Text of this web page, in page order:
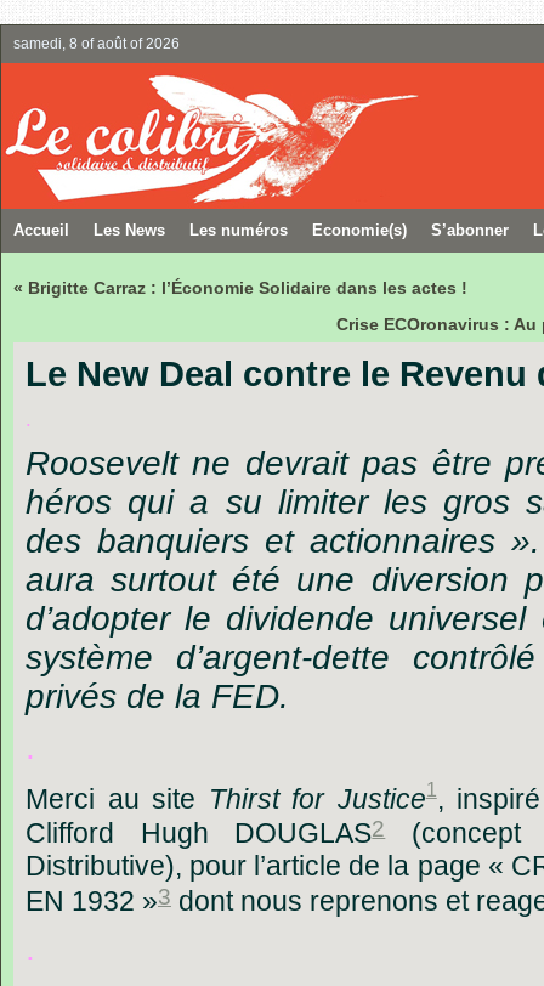
samedi, 8 of août of 2026
Accueil Les News Les numéros Economie(s) S’abonner
« Brigitte Carraz : l’Économie Solidaire dans les actes !
Crise ECOronavirus :
Le New Deal contre le Revenu
.
Roosevelt ne devrait pas être
héros qui a su limiter les gros
des banquiers et actionnaires
aura surtout été une diversion
d’adopter le dividende
système d’argent-dette
privés de la FED.
.
Merci au site Thirst for Justice1 ,
Clifford
Hugh DOUGLAS2
(concept
Distributive), pour l’article de la page «
EN 1932 »3 dont nous reprenons et
.